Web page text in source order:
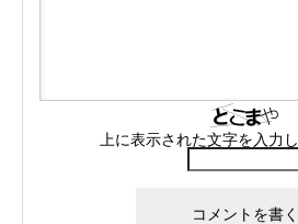
上に表示された文字を入力